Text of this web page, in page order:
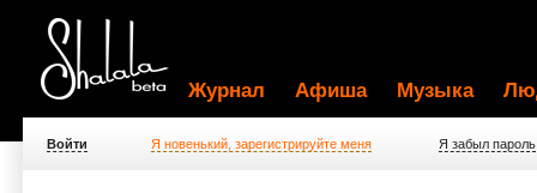
Журнал Афиша Музыка
Войти Я новенький, зарегистрируйте меня Я забыл пароль